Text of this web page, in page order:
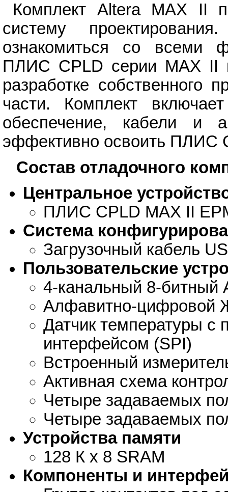
Комплект Altera MAX II
систему
ознакомиться со всеми
ПЛИС CPLD серии MAX II
разработке собственного
части. Комплект
обеспечение, кабели и
эффективно освоить ПЛИС
Состав отладочного
Центральное
ПЛИС CPLD MAX II
Система
Загрузочный кабель
Пользовательские
4-канальный 8-
Алфавитно-цифровой
Датчик температуры
интерфейсом (SPI)
Встроенный
Активная схема
Четыре задаваемых
Четыре задаваемых
Устройства памяти
128 К х 8 SRAM
Компоненты и